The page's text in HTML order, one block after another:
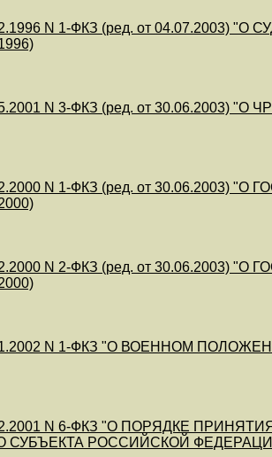
N 1-ФКЗ (ред. от 04.07.2003) "О
N 3-ФКЗ (ред. от 30.06.2003) "О
N 1-ФКЗ (ред. от 30.06.2003) "О
N 2-ФКЗ (ред. от 30.06.2003) "О
N 1-ФКЗ "О ВОЕННОМ
N 6-ФКЗ "О ПОРЯДКЕ
РОССИЙСКОЙ